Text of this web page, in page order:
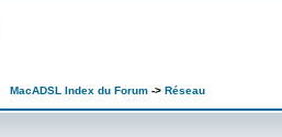
MacADSL Index du Forum -> Réseau